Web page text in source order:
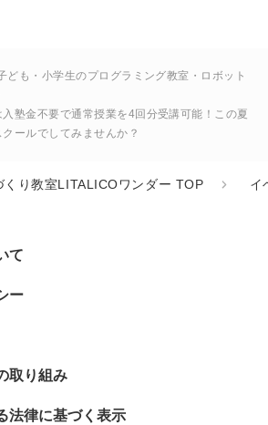
ども・小学生のプログラミング教室・ロボット
塾金不要で通常授業を4回分受講可能！この夏
ールでしてみませんか？
り教室LITALICOワンダー TOP イ
て
ー
取り組み
法律に基づく表示